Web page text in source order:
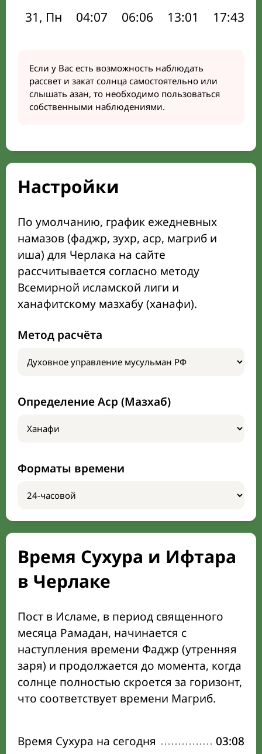
31, Пн
04:07 06:06 13:01 17:43
Если у Вас есть возможность наблюдать
рассвет и закат солнца самостоятельно или
слышать азан, то необходимо пользоваться
собственными наблюдениями.
Настройки
По умолчанию, график ежедневных
намазов (фаджр, зухр, аср, магриб и
иша) для Черлака на сайте
рассчитывается согласно методу
Всемирной исламской лиги и
ханафитскому мазхабу (ханафи).
Метод расчёта
Определение Аср (Мазхаб)
Форматы времени
Время Сухура и Ифтара
в Черлаке
Пост в Исламе, в период священного
месяца Рамадан, начинается с
наступления времени Фаджр (утренняя
заря) и продолжается до момента, когда
солнце полностью скроется за горизонт,
что соответствует времени Магриб.
Время Сухура на сегодня 03:08